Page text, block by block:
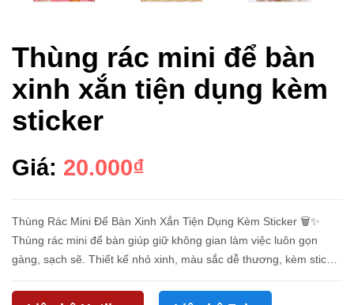
Thùng rác mini để bàn
xinh xắn tiện dụng kèm
sticker
Giá: 20.000₫
Thùng Rác Mini Để Bàn Xinh Xắn Tiện Dụng Kèm Sticker 🗑️✨
Thùng rác mini để bàn giúp giữ không gian làm việc luôn gọn
gàng, sạch sẽ. Thiết kế nhỏ xinh, màu sắc dễ thương, kèm sticker